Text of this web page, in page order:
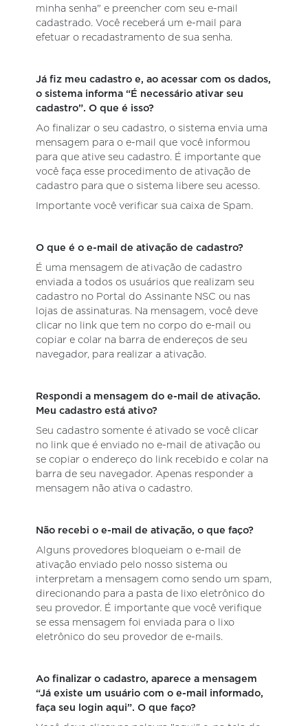
minha senha" e preencher com seu e-mail
cadastrado. Você receberá um e-mail para
efetuar o recadastramento de sua senha.
Já fiz meu cadastro e, ao acessar com os dados,
o sistema informa “É necessário ativar seu
cadastro”. O que é isso?
Ao finalizar o seu cadastro, o sistema envia uma
mensagem para o e-mail que você informou
para que ative seu cadastro. É importante que
você faça esse procedimento de ativação de
cadastro para que o sistema libere seu acesso.
Importante você verificar sua caixa de Spam.
O que é o e-mail de ativação de cadastro?
É uma mensagem de ativação de cadastro
enviada a todos os usuários que realizam seu
cadastro no Portal do Assinante NSC ou nas
lojas de assinaturas. Na mensagem, você deve
clicar no link que tem no corpo do e-mail ou
copiar e colar na barra de endereços de seu
navegador, para realizar a ativação.
Respondi a mensagem do e-mail de ativação.
Meu cadastro está ativo?
Seu cadastro somente é ativado se você clicar
no link que é enviado no e-mail de ativação ou
se copiar o endereço do link recebido e colar na
barra de seu navegador. Apenas responder a
mensagem não ativa o cadastro.
Não recebi o e-mail de ativação, o que faço?
Alguns provedores bloqueiam o e-mail de
ativação enviado pelo nosso sistema ou
interpretam a mensagem como sendo um spam,
direcionando para a pasta de lixo eletrônico do
seu provedor. É importante que você verifique
se essa mensagem foi enviada para o lixo
eletrônico do seu provedor de e-mails.
Ao finalizar o cadastro, aparece a mensagem
“Já existe um usuário com o e-mail informado,
faça seu login aqui”. O que faço?